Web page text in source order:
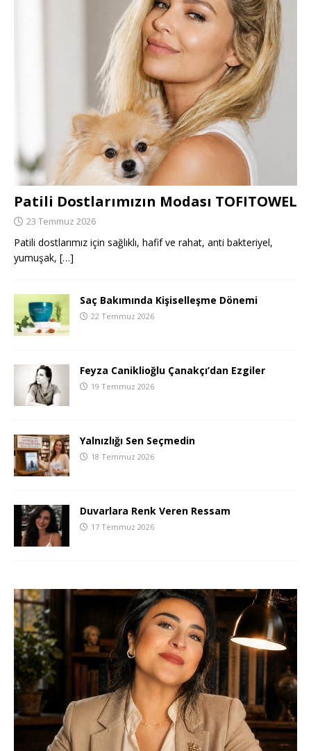
Patili Dostlarımızın Modası TOFITOWEL
23 Temmuz 2026
Patili dostlarımız için sağlıklı, hafif ve rahat, anti bakteriyel,
yumuşak, […]
Saç Bakımında Kişiselleşme Dönemi
22 Temmuz 2026
Feyza Caniklioğlu Çanakçı’dan Ezgiler
19 Temmuz 2026
Yalnızlığı Sen Seçmedin
18 Temmuz 2026
Duvarlara Renk Veren Ressam
17 Temmuz 2026